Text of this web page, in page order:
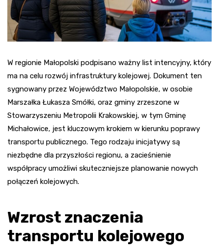
W regionie Małopolski podpisano ważny list intencyjny, który
ma na celu rozwój infrastruktury kolejowej. Dokument ten
sygnowany przez Województwo Małopolskie, w osobie
Marszałka Łukasza Smółki, oraz gminy zrzeszone w
Stowarzyszeniu Metropolii Krakowskiej, w tym Gminę
Michałowice, jest kluczowym krokiem w kierunku poprawy
transportu publicznego. Tego rodzaju inicjatywy są
niezbędne dla przyszłości regionu, a zacieśnienie
współpracy umożliwi skuteczniejsze planowanie nowych
połączeń kolejowych.
Wzrost znaczenia
transportu kolejowego